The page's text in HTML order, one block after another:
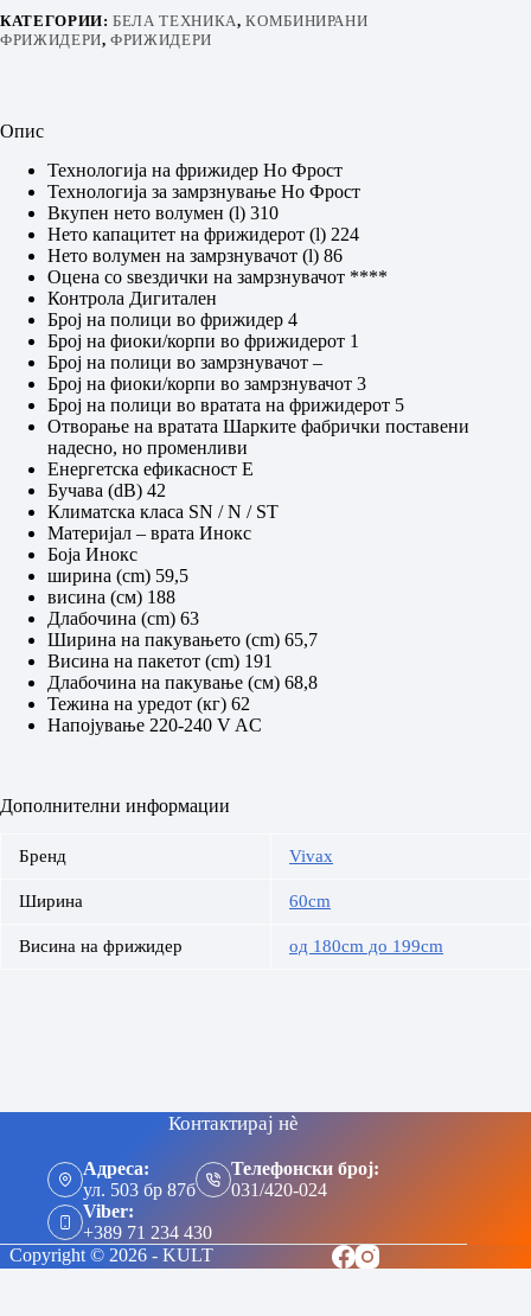
КАТЕГОРИИ:БЕЛА ТЕХНИКА,КОМБИНИРАНИ
ФРИЖИДЕРИ,ФРИЖИДЕРИ
Опис
Технологија на фрижидер Но Фрост
Технологија за замрзнување Но Фрост
Вкупен нето волумен (l) 310
Нето капацитет на фрижидерот (l) 224
Нето волумен на замрзнувачот (l) 86
Оцена со ѕвездички на замрзнувачот ****
Контрола Дигитален
Број на полици во фрижидер 4
Број на фиоки/корпи во фрижидерот 1
Број на полици во замрзнувачот –
Број на фиоки/корпи во замрзнувачот 3
Број на полици во вратата на фрижидерот 5
Отворање на вратата Шарките фабрички поставени
надесно, но променливи
Енергетска ефикасност Е
Бучава (dB) 42
Климатска класа SN / N / ST
Материјал – врата Инокс
Боја Инокс
ширина (cm) 59,5
висина (см) 188
Длабочина (cm) 63
Ширина на пакувањето (cm) 65,7
Висина на пакетот (cm) 191
Длабочина на пакување (см) 68,8
Тежина на уредот (кг) 62
Напојување 220-240 V AC
Дополнителни информации
Бренд Vivax
Ширина 60cm
Висина на фрижидер од 180cm до 199cm
Контактирај нè
Адреса:
ул. 503 бр 87б
Телефонски број:
031/420-024
Viber:
+389 71 234 430
Copyright © 2026 - KULT